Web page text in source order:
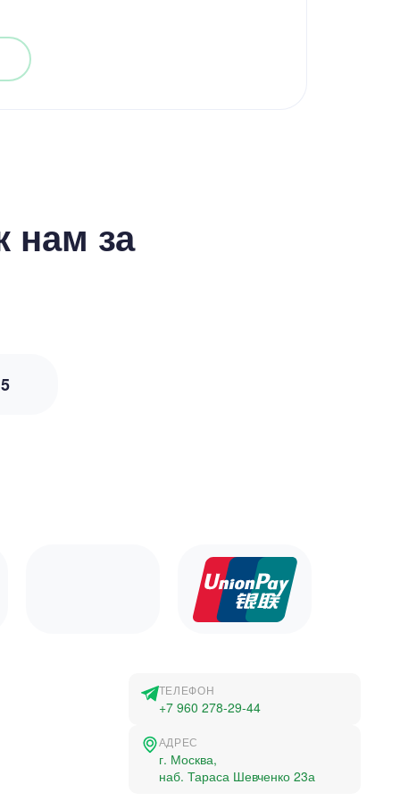
нам за
5
ТЕЛЕФОН
+7 960 278-29-44
АДРЕС
г. Москва,
наб. Тараса Шевченко 23а